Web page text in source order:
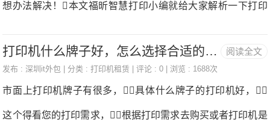
2、打印机上禁止放其它物品打印机租赁。打印机长时
间不用时，请把电源插头从电源插座中拔出。3、为防
万一，当附近打雷时，将电源插头从插座中拔出打印机
租赁。
想办法解决！本文福昕智慧打印小编就给大家解析一下打印
用于家庭/个人打印、企业/团队打印、设备厂商赋能等专业远
阅读全文
打印机什么牌子好，怎么选择合适的打印机？
发布 : 深圳it外包 | 分类 :打印机租赁 | 评论 : 0 | 浏览 : 1688次
市面上打印机牌子有很多，具体什么牌子的打印机好，
这个得看您的打印需求，根据打印需求去购买或者打印机是